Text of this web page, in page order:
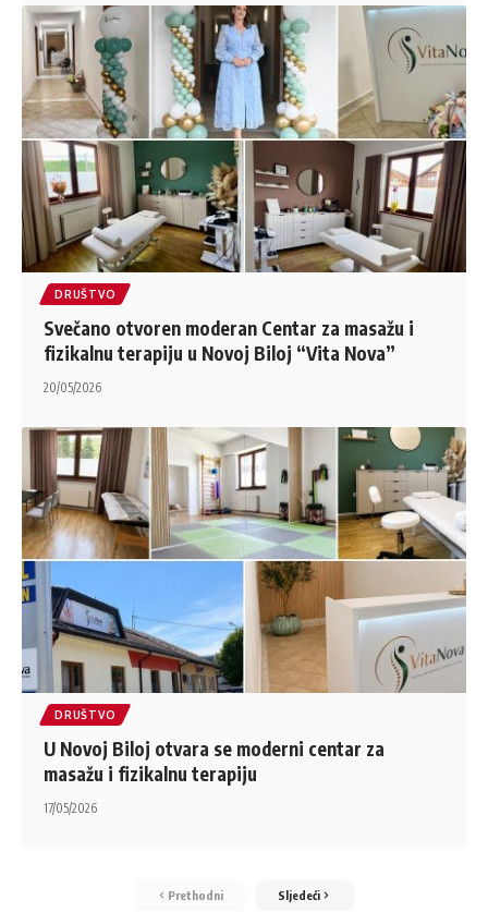
DRUŠTVO
Svečano otvoren moderan Centar za masažu i
fizikalnu terapiju u Novoj Biloj “Vita Nova”
20/05/2026
DRUŠTVO
U Novoj Biloj otvara se moderni centar za
masažu i fizikalnu terapiju
17/05/2026
Prethodni Sljedeći